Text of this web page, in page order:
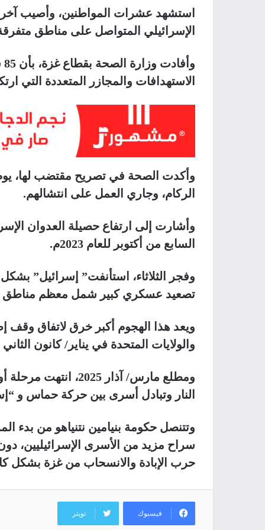
استشهد عشرات المواطنين، وأصيب
الإسرائيلي المتواصل على مناطق
الاستهدافات والمجازر المتعددة التي
وأكدت الصحة في تصريح مقتضب لها،
الركام، وجاري العمل على انتشالهم.
السابع من أكتوبر للعام 2023م.
وفجر الثلاثاء، استأنفت” إسرائيل”
تصعيد عسكري كبير شمل معظم مناطق
ويعد هذا الهجوم أكبر خرق لاتفاق وقف
والولايات المتحدة في يناير/ كانون
النار وتبادل أسرى بين حركة حماس و “إسرائيل”،
وتتنصل حكومة بنيامين نتنياهو من بدء
سراح مزيد من الأسرى الإسرائيليين، دون
حرب الإبادة والانسحاب من غزة بشكل
فيسبوك تويتر